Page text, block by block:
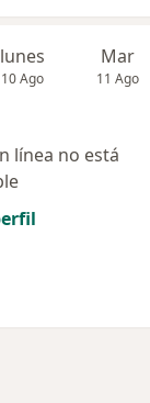
lunes
10 Ago
Mar
11 Ago
línea no está